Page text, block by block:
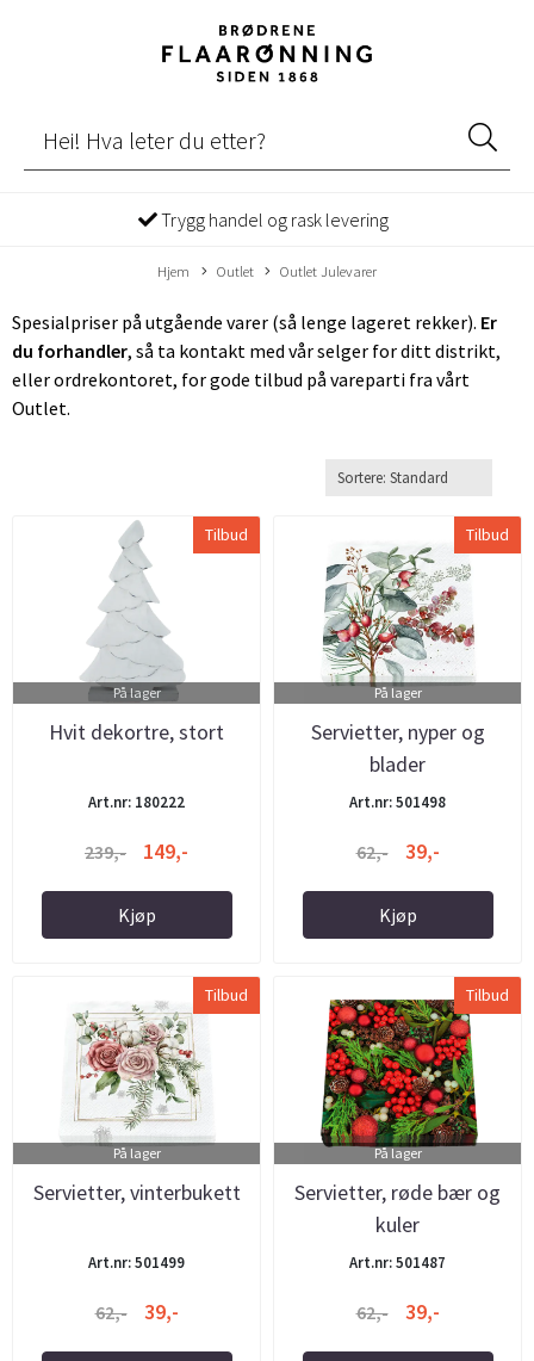
Trygg handel og rask levering
Hjem Outlet Outlet Julevarer
Spesialpriser på utgående varer (så lenge lageret rekker). Er
du forhandler, så ta kontakt med vår selger for ditt distrikt,
eller ordrekontoret, for gode tilbud på vareparti fra vårt
Outlet.
Tilbud
På lager
Hvit dekortre, stort
Art.nr: 180222
239,- 149,-
Kjøp
Tilbud
På lager
Servietter, nyper og
blader
Art.nr: 501498
62,- 39,-
Kjøp
Tilbud
På lager
Servietter, vinterbukett
Art.nr: 501499
62,- 39,-
Tilbud
På lager
Servietter, røde bær og
kuler
Art.nr: 501487
62,- 39,-